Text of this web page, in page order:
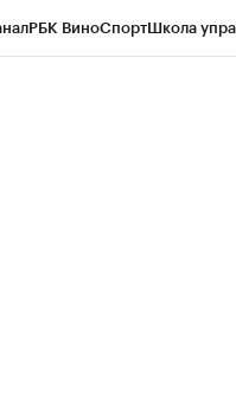
РБК ВиноСпортШкола